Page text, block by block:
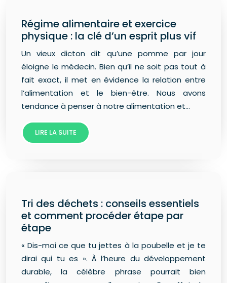
Régime alimentaire et exercice
physique : la clé d’un esprit plus vif
Un vieux dicton dit qu’une pomme par jour
éloigne le médecin. Bien qu’il ne soit pas tout à
fait exact, il met en évidence la relation entre
l’alimentation et le bien-être. Nous avons
tendance à penser à notre alimentation et…
LIRE LA SUITE
Tri des déchets : conseils essentiels
et comment procéder étape par
étape
« Dis-moi ce que tu jettes à la poubelle et je te
dirai qui tu es ». À l’heure du développement
durable, la célèbre phrase pourrait bien